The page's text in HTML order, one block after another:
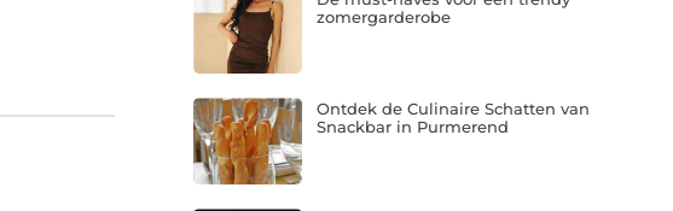
zomergarderobe
Ontdek de Culinaire Schatten van
Snackbar in Purmerend